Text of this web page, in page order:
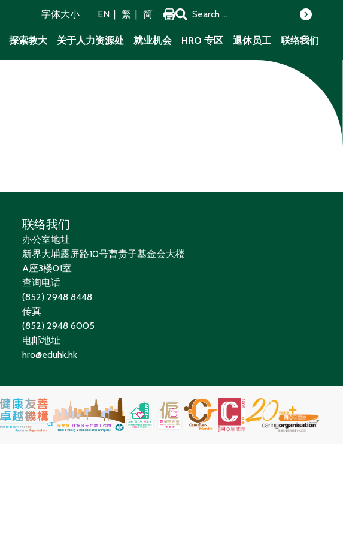
字体大小 EN 繁 简
Search for:
探索教大 关于人力资源处 就业机会 HRO 专区 退休员工 联络我们
联络我们
办公室地址
新界大埔露屏路10号曹贵子基金会大楼
A座3楼01室
查询电话
(852) 2948 8448
传真
(852) 2948 6005
电邮地址
hro@eduhk.hk